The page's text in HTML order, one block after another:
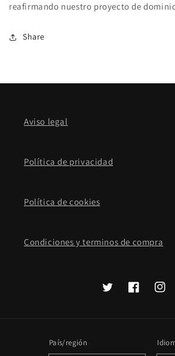
reafirmando nuestro proyecto de
Share
Aviso legal
Política de privacidad
Política de cookies
Condiciones y terminos de compra
TwitterFacebook
País/región